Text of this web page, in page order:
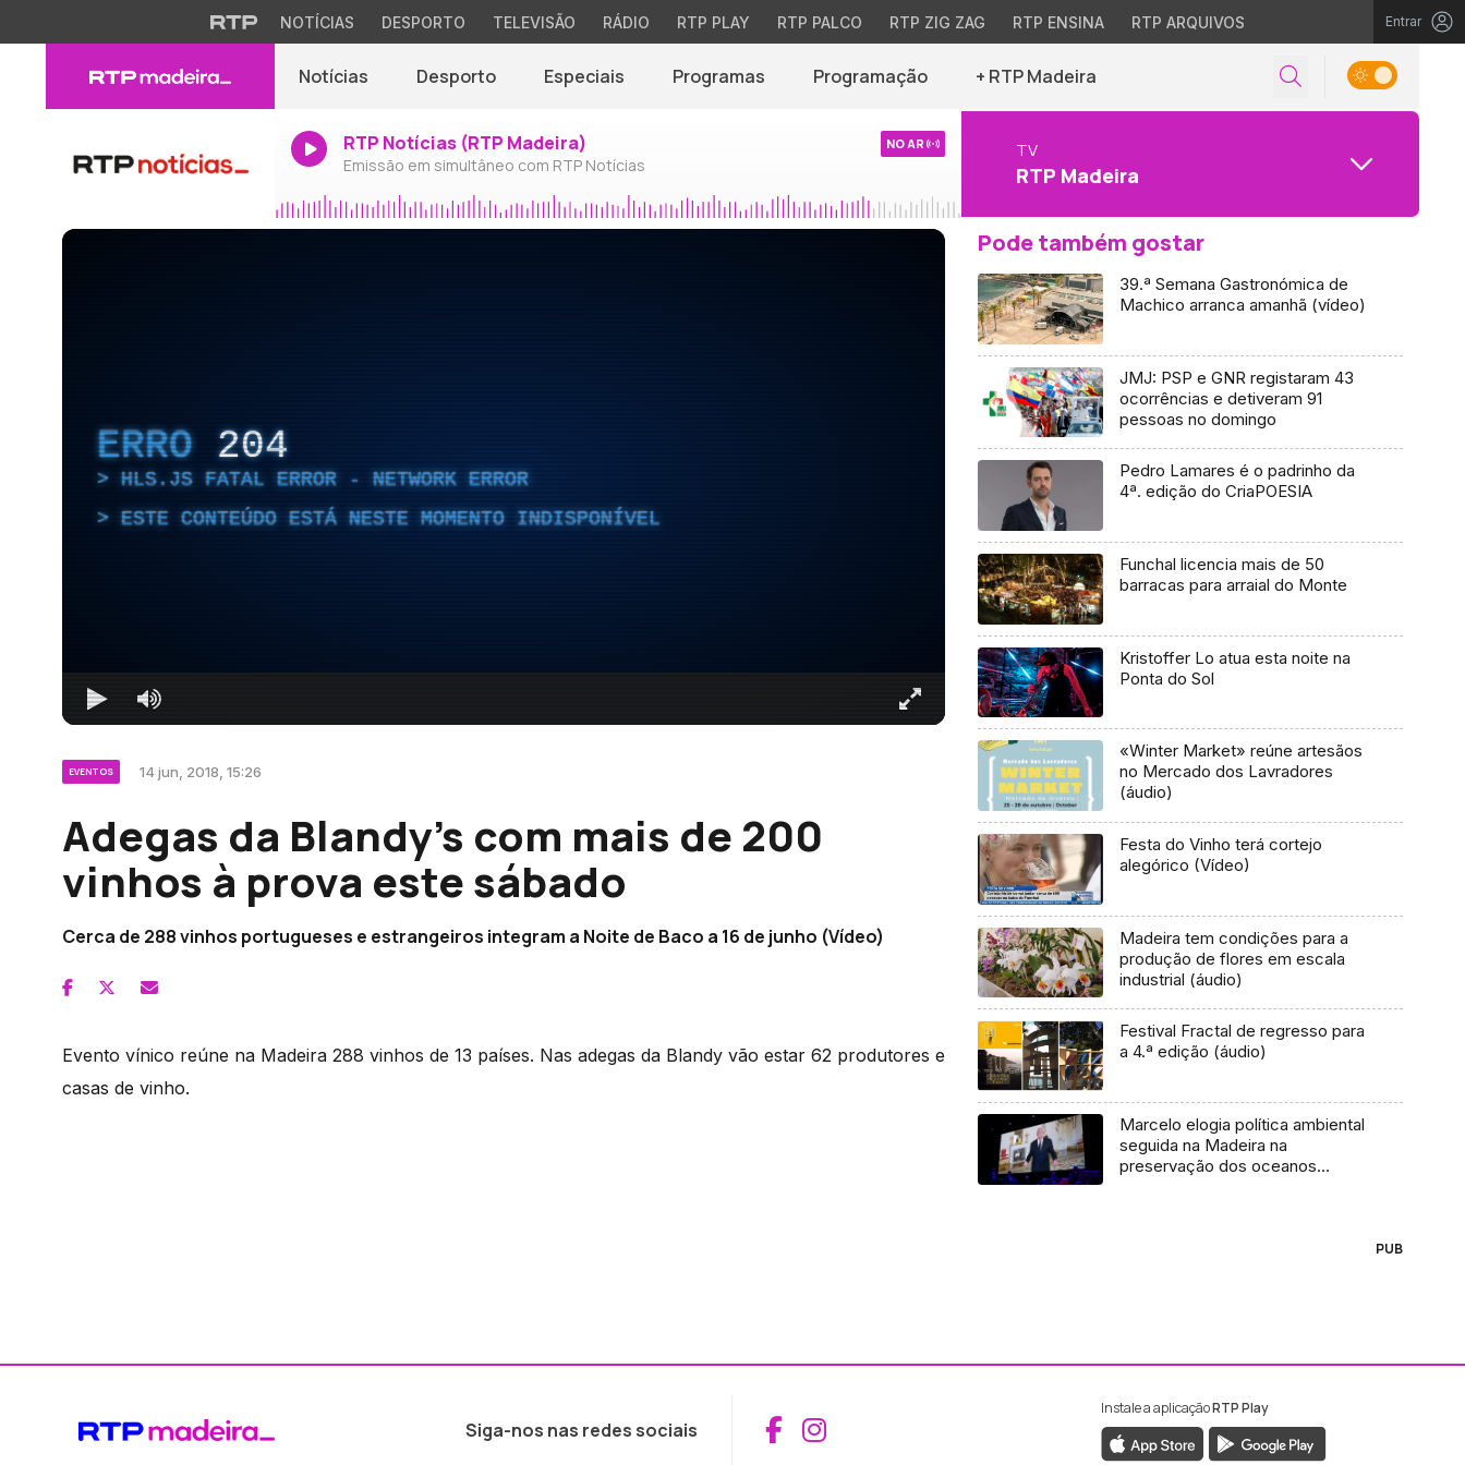
NOTÍCIAS DESPORTO TELEVISÃO RÁDIO RTP PLAY RTP PALCO RTP ZIG ZAG RTP ENSINA RTP ARQUIVOS Entrar
Notícias Desporto Especiais Programas Programação + RTP Madeira
RTP Notícias (RTP Madeira)
Emissão em simultâneo com RTP Notícias
NO AR TV
RTP Madeira
ERRO 204
HLS.JS FATAL ERROR - NETWORK ERROR
ESTE CONTEÚDO ESTÁ NESTE MOMENTO INDISPONÍVEL
EVENTOS 14 jun, 2018, 15:26
Adegas da Blandy’s com mais de 200
vinhos à prova este sábado
Cerca de 288 vinhos portugueses e estrangeiros integram a Noite de Baco a 16 de junho (Vídeo)
Evento vínico reúne na Madeira 288 vinhos de 13 países. Nas adegas da Blandy vão estar 62 produtores e
casas de vinho.
Pode também gostar
39.ª Semana Gastronómica de
Machico arranca amanhã (vídeo)
JMJ: PSP e GNR registaram 43
ocorrências e detiveram 91
pessoas no domingo
Pedro Lamares é o padrinho da
4ª. edição do CriaPOESIA
Funchal licencia mais de 50
barracas para arraial do Monte
Kristoffer Lo atua esta noite na
Ponta do Sol
«Winter Market» reúne artesãos
no Mercado dos Lavradores
(áudio)
Festa do Vinho terá cortejo
alegórico (Vídeo)
Madeira tem condições para a
produção de flores em escala
industrial (áudio)
Festival Fractal de regresso para
a 4.ª edição (áudio)
Marcelo elogia política ambiental
seguida na Madeira na
preservação dos oceanos
PUB
Siga-nos nas redes sociais Aceder ao Facebook da RTP Madeira
Aceder ao Instagram da RTP Madeira
Instale a aplicaçãoRTP Play